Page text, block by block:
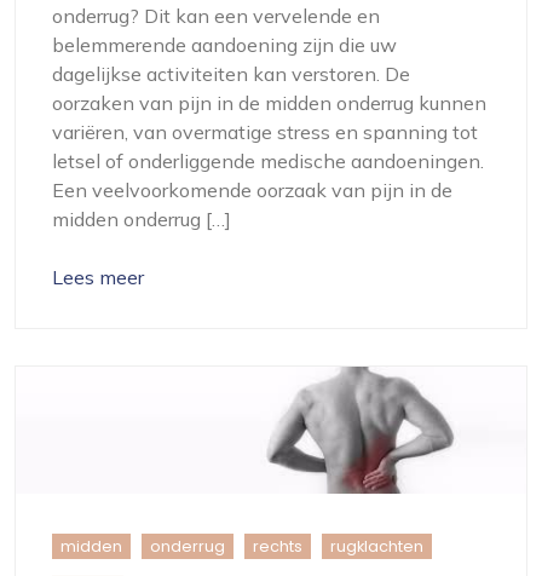
onderrug? Dit kan een vervelende en
belemmerende aandoening zijn die uw
dagelijkse activiteiten kan verstoren. De
oorzaken van pijn in de midden onderrug kunnen
variëren, van overmatige stress en spanning tot
letsel of onderliggende medische aandoeningen.
Een veelvoorkomende oorzaak van pijn in de
midden onderrug […]
Lees meer
midden onderrug rechts rugklachten